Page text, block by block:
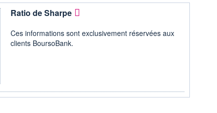
Ratio de Sharpe
Ces informations sont exclusivement réservées aux
clients BoursoBank.